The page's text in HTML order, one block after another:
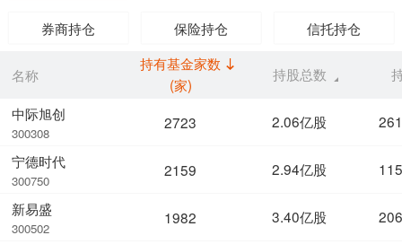
券商持仓 保险持仓 信托持仓
名称
中际旭创
300308
宁德时代
300750
新易盛
300502
持有基金家数
(家)
持股总数
2723 2.06亿股
2159 2.94亿股
1982 3.40亿股